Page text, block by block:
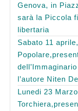
Genova, in
sarà la Piccola
libertaria
Sabato 11
l’autore Niten
Lunedi 23